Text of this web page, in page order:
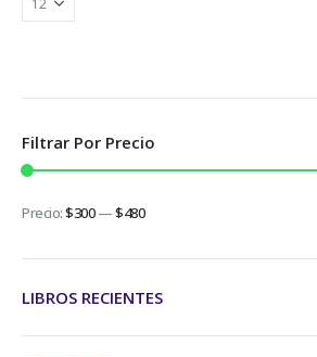
Filtrar Por Precio
Precio:$300—$480
LIBROS RECIENTES